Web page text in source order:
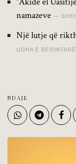
namazeve
Një lutje që
UDHA E
NDAJE